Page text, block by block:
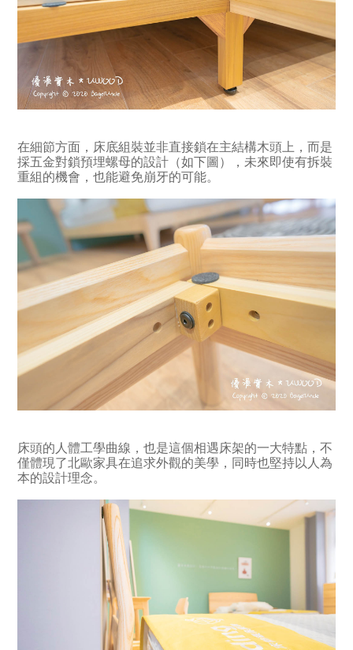
在細節方面，床底組裝並非直接鎖在主結構木頭上，而是
採五金對鎖預埋螺母的設計（如下圖），未來即使有拆裝
重組的機會，也能避免崩牙的可能。
床頭的人體工學曲線，也是這個相遇床架的一大特點，不
僅體現了北歐家具在追求外觀的美學，同時也堅持以人為
本的設計理念。